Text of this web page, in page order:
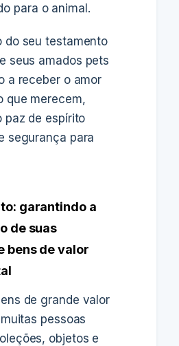
para o animal.
do seu testamento
seus amados pets
a receber o amor
que merecem,
paz de espírito
segurança para
garantindo a
de suas
bens de valor
de grande valor
pessoas
objetos e